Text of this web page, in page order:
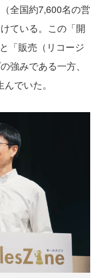
全国約7,600名の営
ている。この「開
「販売（リコージ
強みである一方、
でいた。